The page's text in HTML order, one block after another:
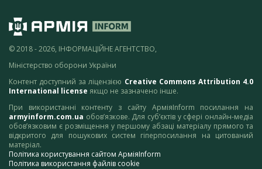
© 2018 - 2026, ІНФОРМАЦІЙНЕ АГЕНТСТВО,
Міністерство оборони України
Контент доступний за ліцензією Creative Commons Attribution 4.0
International license якщо не зазначено інше.
При використанні контенту з сайту АрміяInform посилання на
armyinform.com.ua обов’язкове. Для суб’єктів у сфері онлайн-медіа
обов’язковим є розміщення у першому абзаці матеріалу прямого та
відкритого для пошукових систем гіперпосилання на цитований
матеріал.
Політика користування сайтом АрміяInform
Політика використання файлів cookie